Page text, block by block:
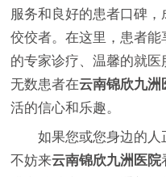
服务和良好的患者口碑
佼佼者。在这里，患者
的专家诊疗、温馨的就医
无数患者在云南锦欣九洲
活的信心和乐趣。
如果您或您身边的人
不妨来云南锦欣九洲医院